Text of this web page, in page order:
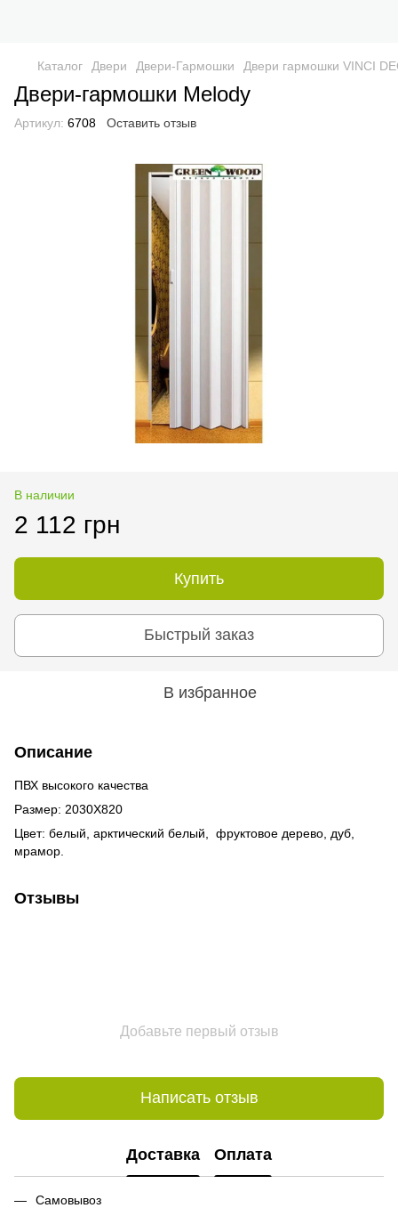
Каталог Двери Двери-Гармошки Двери гармошки VINCI
Двери-гармошки Melody
Артикул: 6708 Оставить отзыв
В наличии
2 112 грн
Купить
Быстрый заказ
В избранное
Описание
ПВХ высокого качества
Размер: 2030Х820
Цвет: белый, арктический белый, фруктовое дерево, дуб,
мрамор.
Отзывы
Добавьте первый отзыв
Написать отзыв
Доставка Оплата
Самовывоз